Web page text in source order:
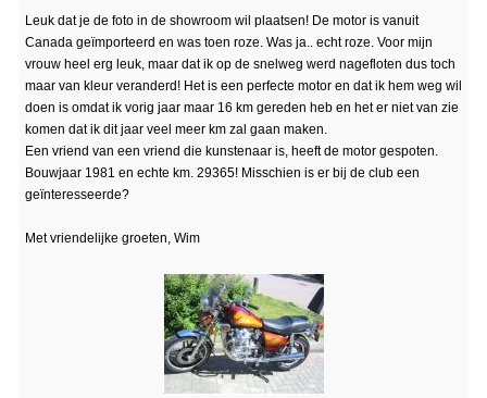
Leuk dat je de foto in de showroom wil plaatsen! De motor is vanuit
Canada geïmporteerd en was toen roze. Was ja.. echt roze. Voor mijn
vrouw heel erg leuk, maar dat ik op de snelweg werd nagefloten dus toch
maar van kleur veranderd! Het is een perfecte motor en dat ik hem weg wil
doen is omdat ik vorig jaar maar 16 km gereden heb en het er niet van zie
komen dat ik dit jaar veel meer km zal gaan maken.
Een vriend van een vriend die kunstenaar is, heeft de motor gespoten.
Bouwjaar 1981 en echte km. 29365! Misschien is er bij de club een
geïnteresseerde?
Met vriendelijke groeten, Wim